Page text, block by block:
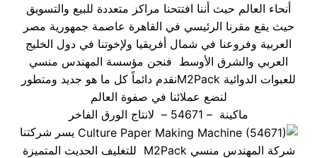
أنحاء العالم حيث أننا افتتحنا مراكز متعددة للبيع والتسويق
حيث يقع مقرنا الرئيسي في القاهرة عاصمة جمهورية مصر
العربية وفروعنا في شمال أفريقيا ولإخوتنا في دول الخليج
العربي والشرق الأوسط فنحن مؤسسة المهندس منسي
للعبوات الدوائية M2Packنقدم دائماً كل ما هو جديد ومتطور
لنضع عملائنا في صفوة العالم
ماكينة – 54671 – لانتاج الورق الفاخر
يسر شركتنا
شركة المهندس منسي M2Pack للتغليف الحديث المتميزة